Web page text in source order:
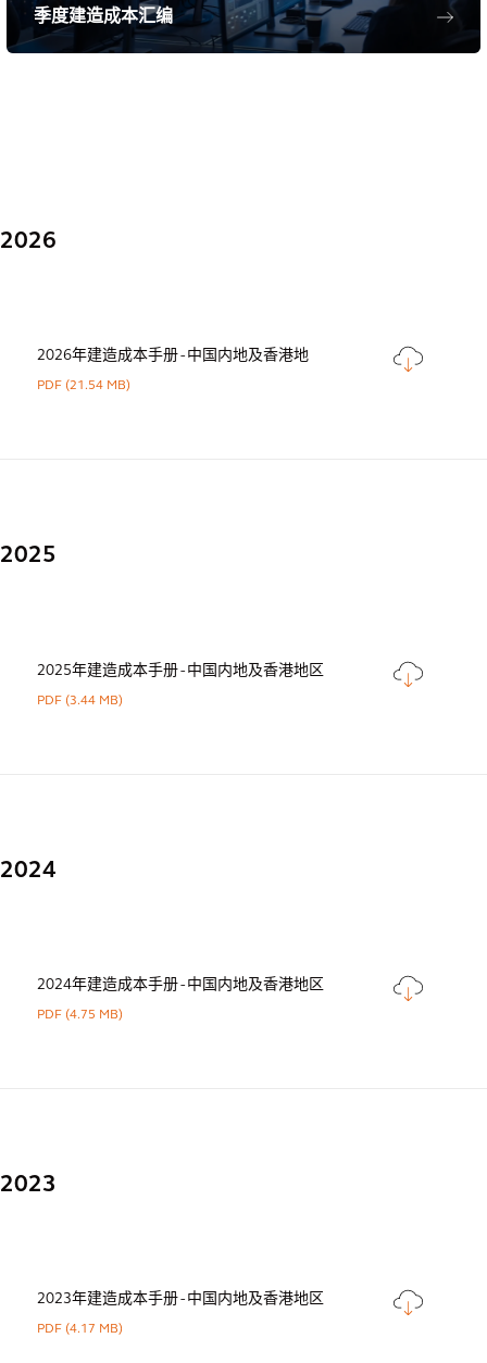
季度建造成本汇编
2026
2026年建造成本手册 - 中国内地及香港地
PDF(21.54 MB)
2025
2025年建造成本手册 - 中国内地及香港地区
PDF(3.44 MB)
2024
2024年建造成本手册 - 中国内地及香港地区
PDF(4.75 MB)
2023
2023年建造成本手册 - 中国内地及香港地区
PDF (4.17 MB)